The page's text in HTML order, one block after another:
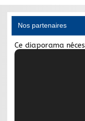
Nos partenaires
Ce diaporama